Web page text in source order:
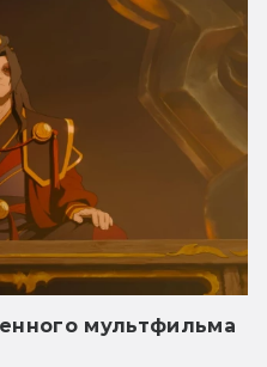
мультфильма